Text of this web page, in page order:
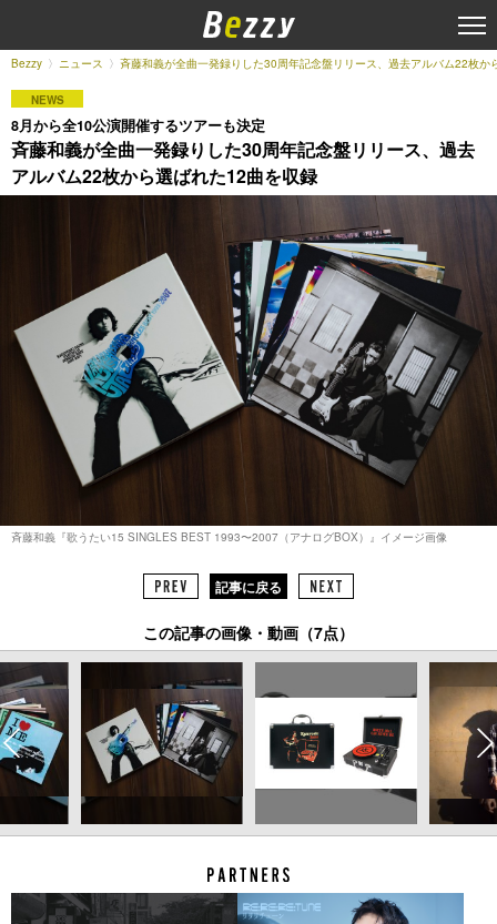
Bezzy ニュース 斉藤和義が全曲一発録りした30周年記念盤リリース、過去アルバム22枚か
NEWS
8月から全10公演開催するツアーも決定
斉藤和義が全曲一発録りした30周年記念盤リリース、過去
アルバム22枚から選ばれた12曲を収録
斉藤和義『歌うたい15 SINGLES BEST 1993〜2007（アナログBOX）』イメージ画像
記事に戻る
この記事の画像・動画（7点）